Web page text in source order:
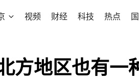
视频 财经 科技 热点
方地区也有一